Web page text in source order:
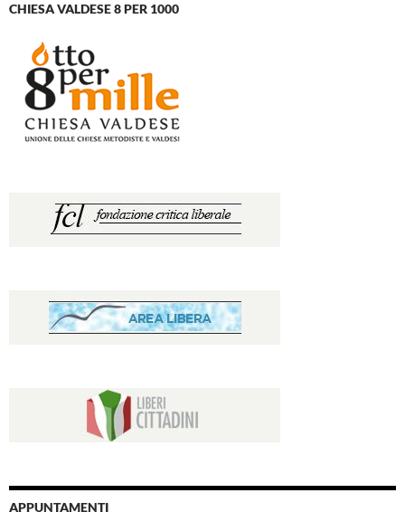
CHIESA VALDESE 8 PER 1000
APPUNTAMENTI